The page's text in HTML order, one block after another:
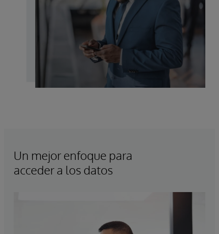
Un mejor enfoque para
acceder a los datos